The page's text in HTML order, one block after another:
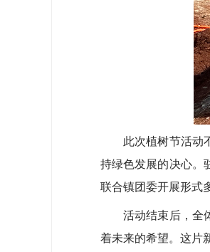
此次植树节活动不
持绿色发展的决心。
联合镇团委开展形式
活动结束后，全体
着未来的希望。这片